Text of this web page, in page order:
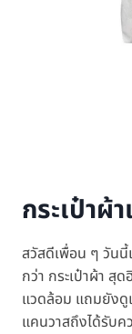
กระเป๋าผ้
สวัสดีเพื่อน ๆ วันนี้
กว่า กระเป๋าผ้า สุ
แวดล้อม แถมยังดู
แคนวาสถึงได้รับ